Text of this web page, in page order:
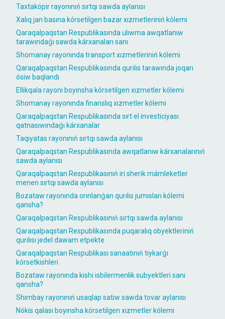
Taxtakópir rayonınıń sırtqı sawda aylanısı
Xalıq jan basına kórsetilgen bazar xızmetleriniń kólemi
Qaraqalpaqstan Respublikasında ulıwma awqatlanıw
tarawındaǵı sawda kárxanaları sanı
Shomanay rayonında transport xızmetleriniń kólemi
Qaraqalpaqstan Respublikasında qurılıs tarawında joqarı
ósiw baqlandı
Ellikqala rayonı boyınsha kórsetilgen xızmetler kólemi
Shomanay rayonında finanslıq xızmetler kólemi
Qaraqalpaqstan Respublikasında sırt el investiciyası
qatnasıwındaǵı kárxanalar
Taqıyatas rayonınıń sırtqı sawda aylanısı
Qaraqalpaqstan Respublikasında awqatlanıw kárxanalarınıń
sawda aylanısı
Qaraqalpaqstan Respublikasınıń iri sherik mámleketler
menen sırtqı sawda aylanısı
Bozataw rayonında orınlanǵan qurılıs jumısları kólemi
qansha?
Qaraqalpaqstan Respublikasınıń sırtqı sawda aylanısı
Qaraqalpaqstan Respublikasında puqaralıq obyektleriniń
qurılısı jedel dawam etpekte
Qaraqalpaqstan Respublikası sanaatınıń tiykarǵı
kórsetkishleri
Bozataw rayonında kishi isbilermenlik subyektleri sanı
qansha?
Shımbay rayonınıń usaqlap satıw sawda tovar aylanısı
Nókis qalası boyınsha kórsetilgen xızmetler kólemi